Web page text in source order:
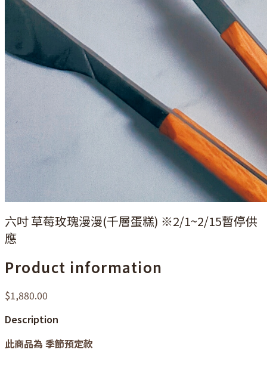
六吋 草莓玫瑰漫漫(千層蛋糕) ※2/1~2/15暫停供
應
Product information
$1,880.00
Description
此商品為 季節預定款